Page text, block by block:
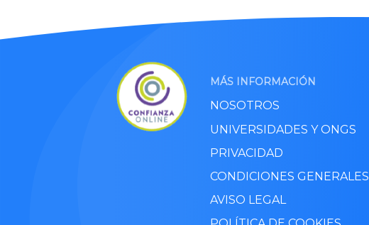
MÁS INFORMACIÓN
NOSOTROS
UNIVERSIDADES Y ONGS
PRIVACIDAD
CONDICIONES GENERALES
AVISO LEGAL